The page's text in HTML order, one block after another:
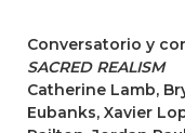
Conversatorio y
SACRED REALISM
Catherine Lamb,
Eubanks, Xavier